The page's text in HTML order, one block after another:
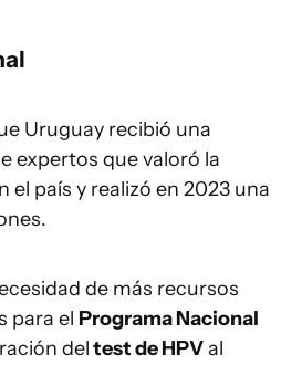
Uruguay recibió una
expertos que valoró la
el país y realizó en 2023 una
de más recursos
para el Programa Nacional
deltest de HPVal